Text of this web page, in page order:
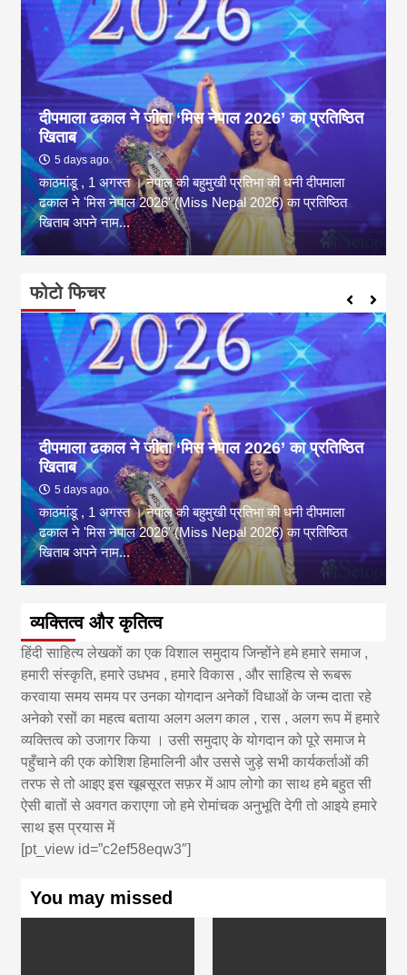
दीपमाला ढकाल ने जीता ‘मिस नेपाल 2026’ का प्रतिष्ठित
खिताब
5 days ago
काठमांडू , 1 अगस्त । नेपाल की बहुमुखी प्रतिभा की धनी दीपमाला
ढकाल ने 'मिस नेपाल 2026' (Miss Nepal 2026) का प्रतिष्ठित
खिताब अपने नाम...
फोटो फिचर
दीपमाला ढकाल ने जीता ‘मिस नेपाल 2026’ का प्रतिष्ठित
खिताब
5 days ago
काठमांडू , 1 अगस्त । नेपाल की बहुमुखी प्रतिभा की धनी दीपमाला
ढकाल ने 'मिस नेपाल 2026' (Miss Nepal 2026) का प्रतिष्ठित
खिताब अपने नाम...
व्यक्तित्व और कृतित्व
हिंदी साहित्य लेखकों का एक विशाल समुदाय जिन्होंने हमे हमारे समाज ,
हमारी संस्कृति, हमारे उधभव , हमारे विकास , और साहित्य से रूबरू
करवाया समय समय पर उनका योगदान अनेकों विधाओं के जन्म दाता रहे
अनेको रसों का महत्व बताया अलग अलग काल , रास , अलग रूप में हमारे
व्यक्तित्व को उजागर किया । उसी समुदाए के योगदान को पूरे समाज मे
पहुँचाने की एक कोशिश हिमालिनी और उससे जुड़े सभी कार्यकर्ताओं की
तरफ से तो आइए इस खूबसूरत सफ़र में आप लोगो का साथ हमे बहुत सी
ऐसी बातों से अवगत कराएगा जो हमे रोमांचक अनुभूति देगी तो आइये हमारे
साथ इस प्रयास में
[pt_view id=”c2ef58eqw3″]
You may missed